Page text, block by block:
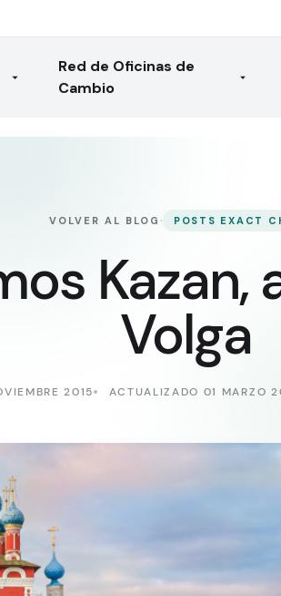
Red de Oficinas de
Cambio
VOLVER AL BLOG · POSTS EXACT
Kazan,
Volga
2015 ACTUALIZADO 01 MARZO